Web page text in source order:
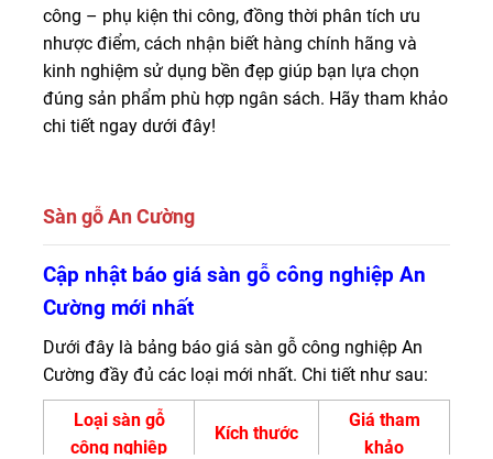
công – phụ kiện thi công, đồng thời phân tích ưu
nhược điểm, cách nhận biết hàng chính hãng và
kinh nghiệm sử dụng bền đẹp giúp bạn lựa chọn
đúng sản phẩm phù hợp ngân sách. Hãy tham khảo
chi tiết ngay dưới đây!
Sàn gỗ An Cường
Đại lý cấp 1 bán sàn gỗ An Cường 8mm, 12mm
Cam
Kết chính hãng, giá tốt
LH 0916.422.522 nhận báo
giá sàn gỗ công nghiệp An Cường mới nhất.
Cập nhật báo giá sàn gỗ công nghiệp An
Cường mới nhất
Dưới đây là bảng báo giá sàn gỗ công nghiệp An
Cường đầy đủ các loại mới nhất. Chi tiết như sau:
Loại sàn gỗ
công nghiệp
Kích thước
Giá tham
khảo